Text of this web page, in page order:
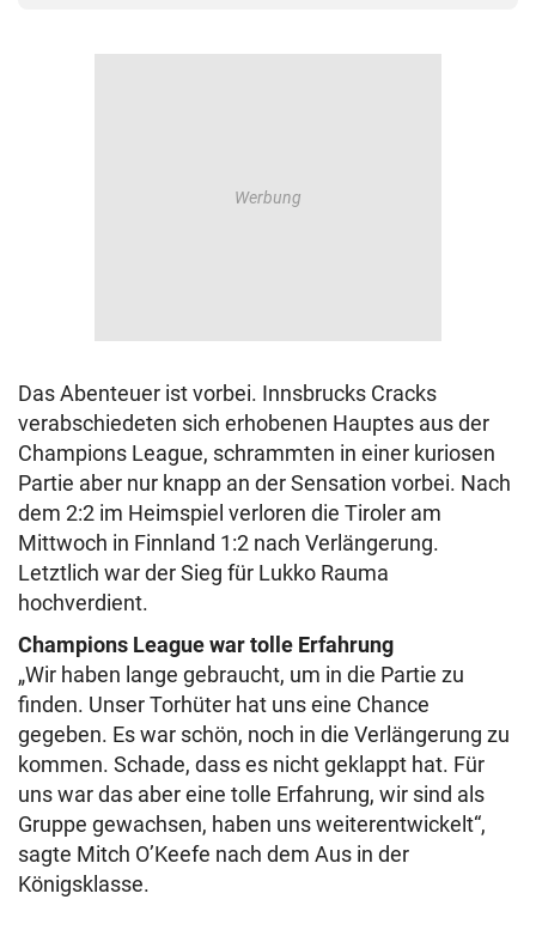
Das Abenteuer ist vorbei. Innsbrucks Cracks
verabschiedeten sich erhobenen Hauptes aus der
Champions League, schrammten in einer kuriosen
Partie aber nur knapp an der Sensation vorbei. Nach
dem 2:2 im Heimspiel verloren die Tiroler am
Mittwoch in Finnland 1:2 nach Verlängerung.
Letztlich war der Sieg für Lukko Rauma
hochverdient.
Champions League war tolle Erfahrung
„Wir haben lange gebraucht, um in die Partie zu
finden. Unser Torhüter hat uns eine Chance
gegeben. Es war schön, noch in die Verlängerung zu
kommen. Schade, dass es nicht geklappt hat. Für
uns war das aber eine tolle Erfahrung, wir sind als
Gruppe gewachsen, haben uns weiterentwickelt“,
sagte Mitch O’Keefe nach dem Aus in der
Königsklasse.